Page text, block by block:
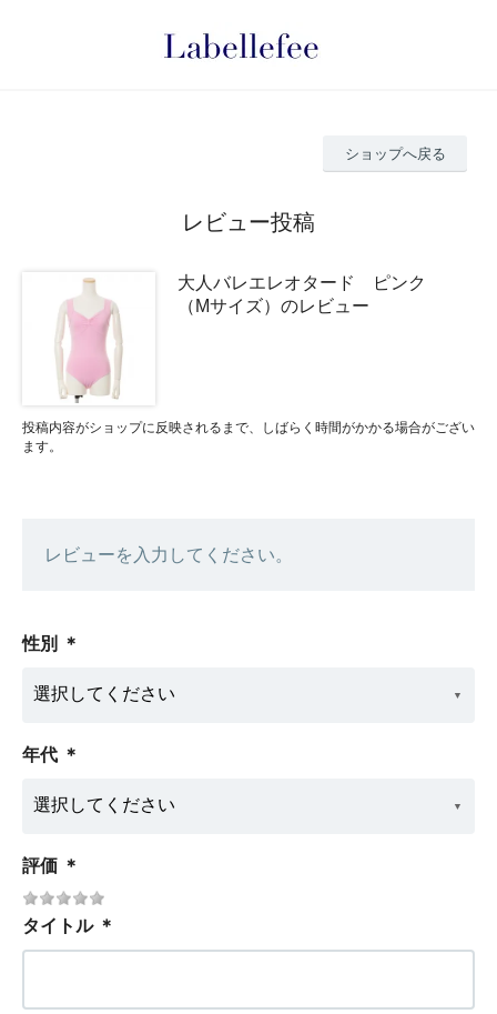
ショップへ戻る
レビュー投稿
大人バレエレオタード ピンク
（Mサイズ）のレビュー
投稿内容がショップに反映されるまで、しばらく時間がかかる場合がござい
ます。
レビューを入力してください。
性別 ＊
年代 ＊
評価 ＊
タイトル ＊